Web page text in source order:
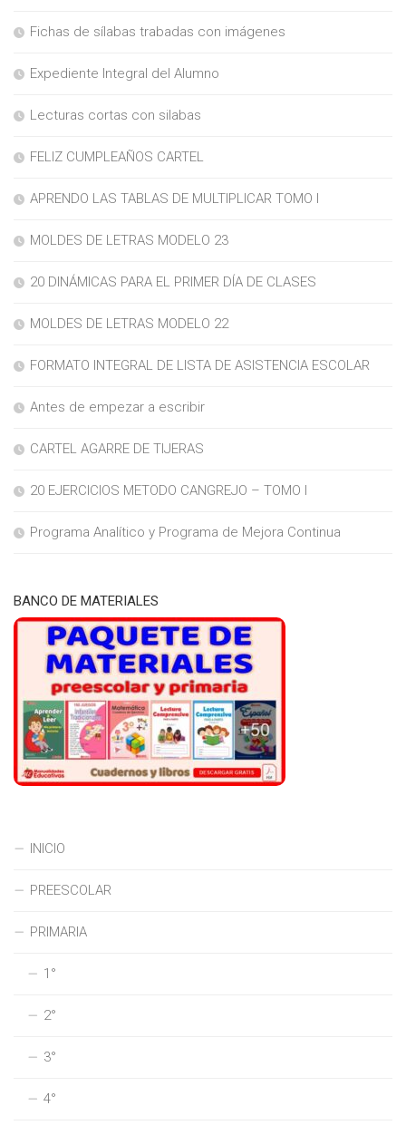
Fichas de sílabas trabadas con imágenes
Expediente Integral del Alumno
Lecturas cortas con silabas
FELIZ CUMPLEAÑOS CARTEL
APRENDO LAS TABLAS DE MULTIPLICAR TOMO I
MOLDES DE LETRAS MODELO 23
20 DINÁMICAS PARA EL PRIMER DÍA DE CLASES
MOLDES DE LETRAS MODELO 22
FORMATO INTEGRAL DE LISTA DE ASISTENCIA ESCOLAR
Antes de empezar a escribir
CARTEL AGARRE DE TIJERAS
20 EJERCICIOS METODO CANGREJO – TOMO I
Programa Analítico y Programa de Mejora Continua
BANCO DE MATERIALES
INICIO
PREESCOLAR
PRIMARIA
1°
2°
3°
4°